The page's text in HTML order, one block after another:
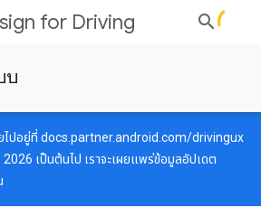
for Driving
บ
ไปอยู่ที่ docs.partner.android.com/drivingux
เป็นต้นไป เราจะเผยแพร่ข้อมูลอัปเดต